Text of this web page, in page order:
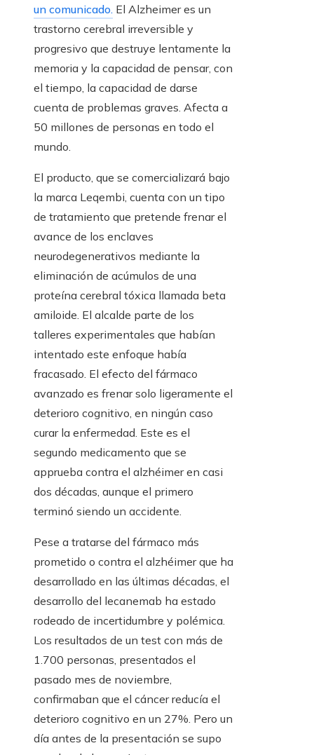
un comunicado. El Alzheimer es un
trastorno cerebral irreversible y
progresivo que destruye lentamente la
memoria y la capacidad de pensar, con
el tiempo, la capacidad de darse
cuenta de problemas graves. Afecta a
50 millones de personas en todo el
mundo.
El producto, que se comercializará bajo
la marca Leqembi, cuenta con un tipo
de tratamiento que pretende frenar el
avance de los enclaves
neurodegenerativos mediante la
eliminación de acúmulos de una
proteína cerebral tóxica llamada beta
amiloide. El alcalde parte de los
talleres experimentales que habían
intentado este enfoque había
fracasado. El efecto del fármaco
avanzado es frenar solo ligeramente el
deterioro cognitivo, en ningún caso
curar la enfermedad. Este es el
segundo medicamento que se
apprueba contra el alzhéimer en casi
dos décadas, aunque el primero
terminó siendo un accidente.
Pese a tratarse del fármaco más
prometido o contra el alzhéimer que ha
desarrollado en las últimas décadas, el
desarrollo del lecanemab ha estado
rodeado de incertidumbre y polémica.
Los resultados de un test con más de
1.700 personas, presentados el
pasado mes de noviembre,
confirmaban que el cáncer reducía el
deterioro cognitivo en un 27%. Pero un
día antes de la presentación se supo